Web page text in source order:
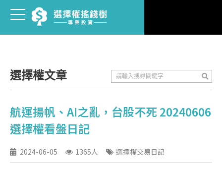
選擇權文章
航運揚帆、AI之亂，台股不死 20240606
選擇權看盤日記
2024-06-05 1365人 選擇權交易日記